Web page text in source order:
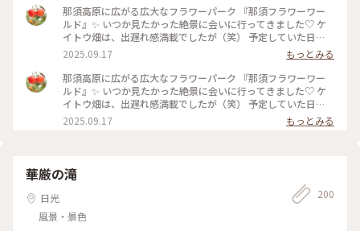
きて大正解でした。 ・ 那須塩原駅から那須フラワーワールド
までは 車（レンタカー）で40分ほど🚙 途中、牧場の牛の群れ
に会ったり、りんご畑の中を走り抜けたり ジャンボとうもろ
こし畑🌽がとにかく沢山あって 自然溢れる那須の町は、楽し
いのビックリ箱のようでした😊 5枚目は、いつか見た北海道の
景色と重なってしまい（笑） 思わず車を止めて、しばし見入っ
てしまうという♡ #那須フラワーワールド #栃木 #那須 #那須
高原 #ケイトウ #ラベンダー #茶臼岳 #那須連峰 #秋の装い #秋
さんぽ
那須高原に広がる広大なフラワーパーク 『那須フラワーワー
ルド』✨ いつか見たかった絶景に会いに行ってきました♡ ケ
イトウ畑は、出遅れ感満載でしたが（笑） 予定していた日
が、ピンポイントで晴れてくれて もうそれだけで大満足でし
た😊 標高600メートルから眺める、ケイトウ畑と那須連峰の美
しさ✨ ケイトウもカラフルで、とても可愛かったです。 𖧷ケイ
トウの花言葉𖧷 気取り屋・個性・風変わり・おしゃれ ・ この
日は早朝に家を出て那須塩原駅へ。 フラワーパークでは少し
汗もかきましたが、 東京より幾分涼しくて、体も喜んでました
😊 #那須フラワーワールド #栃木 #那須 #那須高原 #フラワー
2025.09.17
もっとみる
那須高原に広がる広大なフラワーパーク 『那須フラワーワー
ルド』✨ いつか見たかった絶景に会いに行ってきました♡ ケ
イトウ畑は、出遅れ感満載でしたが（笑） 予定していた日
が、ピンポイントで晴れてくれて もうそれだけで大満足でし
た😊 標高600メートルから眺める、ケイトウ畑と那須連峰の美
ラワーワールド #栃木 #那須 #那須高原 #フラワーパーク #2週
間遅かった #リベンジ誓う #ケイトウ #鶏頭 #那須連峰 #秋の装
2025.09.17 もっとみる
華厳の滝
日光
風景・景色
200